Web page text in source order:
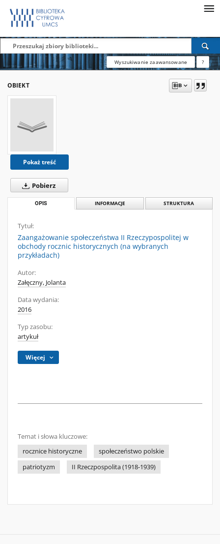
Wyszukiwanie zaawansowane ?
OBIEKT
Pokaż treść
Pobierz
OPIS INFORMACJE STRUKTURA
Tytuł:
Zaangażowanie społeczeństwa II Rzeczypospolitej w
obchody rocznic historycznych (na wybranych
przykładach)
Autor:
Załęczny, Jolanta
Data wydania:
2016
Typ zasobu:
artykuł
Więcej
Temat i słowa kluczowe:
rocznice historyczne
społeczeństwo polskie
patriotyzm
II Rzeczpospolita (1918-1939)